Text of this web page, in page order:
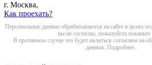
г. Москва,
Как проехать?
Персональные данные обрабатываются на сайте в целях
вы не согласны, пожалуйста покиньте
В противном случае это будет являться согласием на
данных. Подробнее.